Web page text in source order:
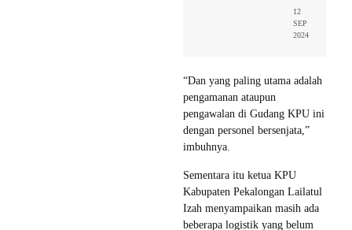
12
SEP
2024
“Dan yang paling utama adalah
pengamanan ataupun
pengawalan di Gudang KPU ini
dengan personel bersenjata,”
imbuhnya.
Sementara itu ketua KPU
Kabupaten Pekalongan Lailatul
Izah menyampaikan masih ada
beberapa logistik yang belum